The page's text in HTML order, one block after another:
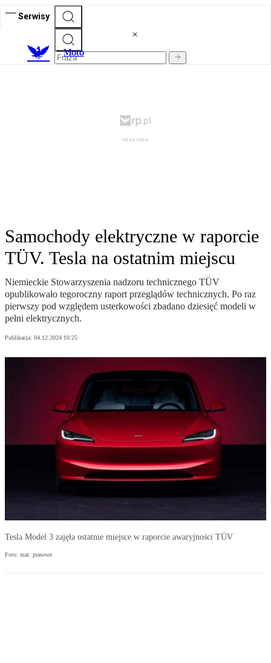
Serwisy
Moto
Samochody elektryczne w raporcie
TÜV. Tesla na ostatnim miejscu
Niemieckie Stowarzyszenia nadzoru technicznego TÜV
opublikowało tegoroczny raport przeglądów technicznych. Po raz
pierwszy pod względem usterkowości zbadano dziesięć modeli w
pełni elektrycznych.
Publikacja: 04.12.2024 10:25
Tesla Model 3 zajęła ostatnie miejsce w raporcie awaryjności TÜV
Foto: mat. prasowe